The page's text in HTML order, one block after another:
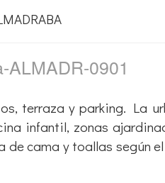
0901
terraza y parking. La
infantil, zonas
cama y toallas según